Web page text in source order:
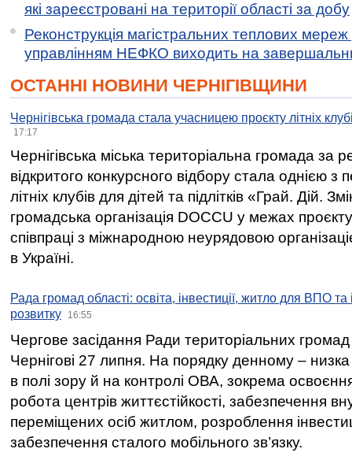
які зареєстровані на території області за добу
Реконструкція магістральних теплових мереж
управлінням НЕФКО виходить на
ОСТАННІ НОВИНИ ЧЕРНІГІВЩИНИ
Чернігівська громада стала учасницею проєкту літніх
17:17
Чернігівська міська територіальна громада за
відкритого конкурсного відбору стала однією
літніх клубів для дітей та підлітків «Грай. Дій.
громадська організація DOCCU у межах
співпраці з міжнародною неурядовою
в Україні.
Рада громад області: освіта, інвестиції, житло для ВПО
розвитку
16:55
Чергове засідання Ради територіальних громад
Чернігові 27 липня. На порядку денному –
в полі зору й на контролі ОВА, зокрема освоєння
робота центрів життєстійкості, забезпечення
переміщених осіб житлом, розроблення
забезпечення сталого мобільного зв’язку.